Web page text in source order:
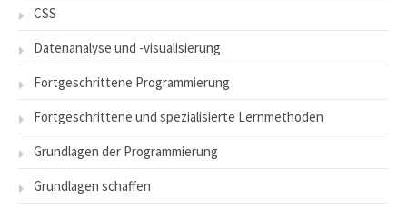
CSS
Datenanalyse und -visualisierung
Fortgeschrittene Programmierung
Fortgeschrittene und spezialisierte Lernmethoden
Grundlagen der Programmierung
Grundlagen schaffen